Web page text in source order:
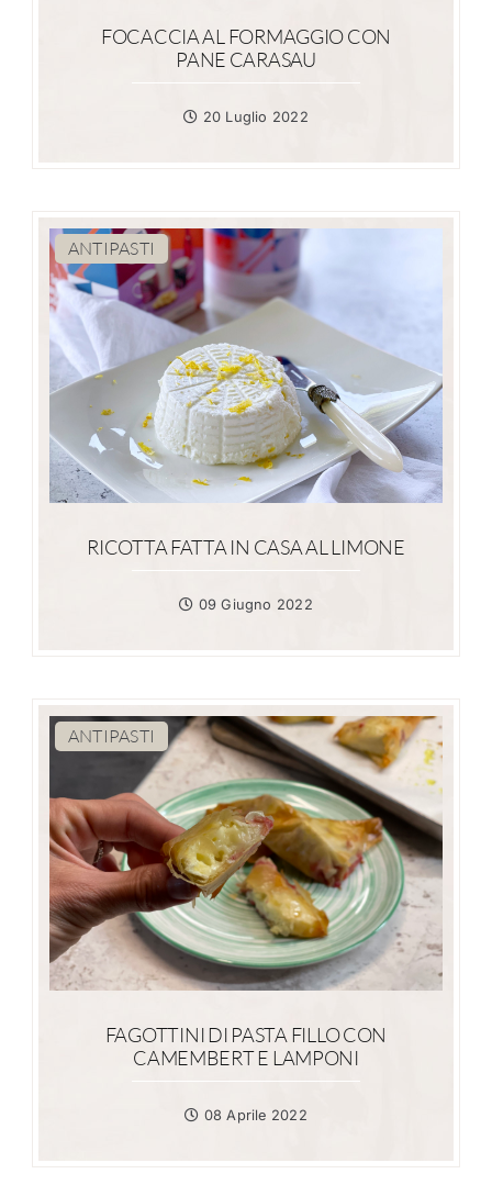
FOCACCIA AL FORMAGGIO CON
PANE CARASAU
20 Luglio 2022
ANTIPASTI
RICOTTA FATTA IN CASA AL LIMONE
09 Giugno 2022
ANTIPASTI
FAGOTTINI DI PASTA FILLO CON
CAMEMBERT E LAMPONI
08 Aprile 2022